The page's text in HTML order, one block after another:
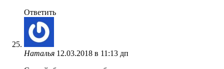
Ответить
Наталья 12.03.2018 в 11:13 дп